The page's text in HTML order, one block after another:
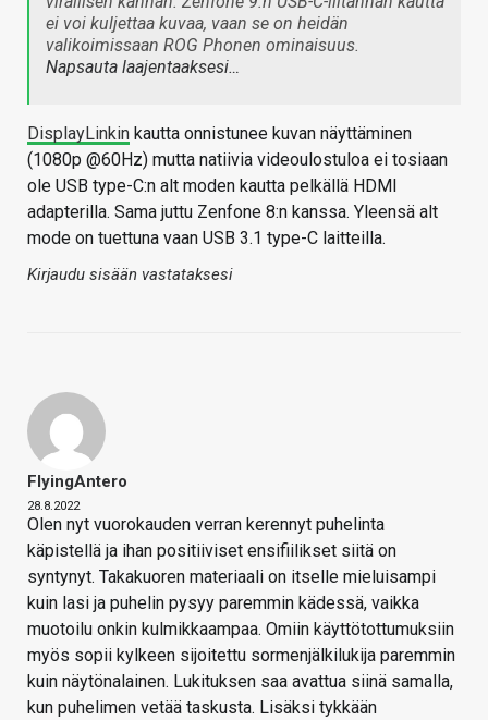
ei voi kuljettaa kuvaa, vaan se on heidän
valikoimissaan ROG Phonen ominaisuus.
Napsauta laajentaaksesi…
DisplayLinkin kautta onnistunee kuvan näyttäminen
(1080p @60Hz) mutta natiivia videoulostuloa ei tosiaan
ole USB type-C:n alt moden kautta pelkällä HDMI
adapterilla. Sama juttu Zenfone 8:n kanssa. Yleensä alt
mode on tuettuna vaan USB 3.1 type-C laitteilla.
Kirjaudu sisään vastataksesi
FlyingAntero
28.8.2022
Olen nyt vuorokauden verran kerennyt puhelinta
käpistellä ja ihan positiiviset ensifiilikset siitä on
syntynyt. Takakuoren materiaali on itselle mieluisampi
kuin lasi ja puhelin pysyy paremmin kädessä, vaikka
muotoilu onkin kulmikkaampaa. Omiin käyttötottumuksiin
myös sopii kylkeen sijoitettu sormenjälkilukija paremmin
kuin näytönalainen. Lukituksen saa avattua siinä samalla,
kun puhelimen vetää taskusta. Lisäksi tykkään